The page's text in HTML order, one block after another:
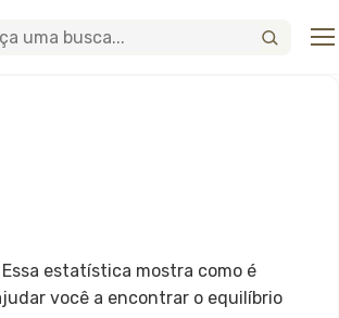
estatística mostra como é
você a encontrar o equilíbrio